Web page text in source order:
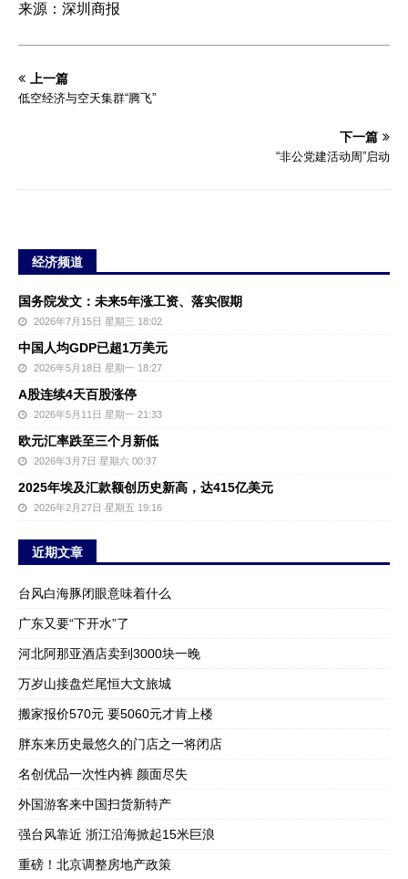
来源：深圳商报
上一篇
低空经济与空天集群“腾飞”
下一篇
“非公党建活动周”启动
经济频道
国务院发文：未来5年涨工资、落实假期
2026年7月15日 星期三 18:02
中国人均GDP已超1万美元
2026年5月18日 星期一 18:27
A股连续4天百股涨停
2026年5月11日 星期一 21:33
欧元汇率跌至三个月新低
2026年3月7日 星期六 00:37
2025年埃及汇款额创历史新高，达415亿美元
2026年2月27日 星期五 19:16
近期文章
台风白海豚闭眼意味着什么
广东又要“下开水”了
河北阿那亚酒店卖到3000块一晚
万岁山接盘烂尾恒大文旅城
搬家报价570元 要5060元才肯上楼
胖东来历史最悠久的门店之一将闭店
名创优品一次性内裤 颜面尽失
外国游客来中国扫货新特产
强台风靠近 浙江沿海掀起15米巨浪
重磅！北京调整房地产政策